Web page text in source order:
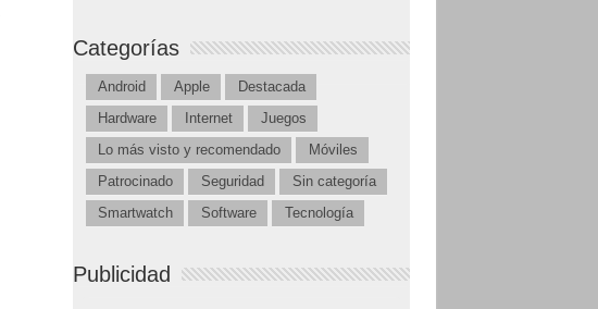
Categorías
Android Apple
Destacada
Hardware
Internet
Juegos
Lo más visto y recomendado
Móviles
Patrocinado
Seguridad
Sin categoría
Smartwatch
Software Tecnología
Publicidad